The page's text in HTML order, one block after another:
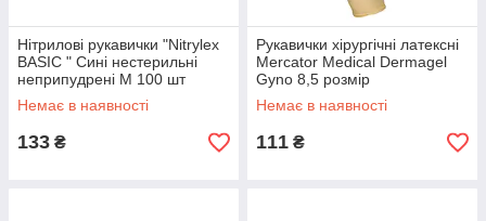
Нітрилові рукавички "Nitrylex
BASIC " Сині нестерильні
неприпудрені M 100 шт
Немає в наявності
133 ₴
Рукавички хірургічні латексні
Mercator Medical Dermagel
Gyno 8,5 розмір
Немає в наявності
111 ₴